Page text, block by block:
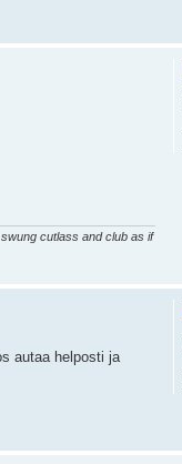
cutlass and club as if
autaa helposti ja